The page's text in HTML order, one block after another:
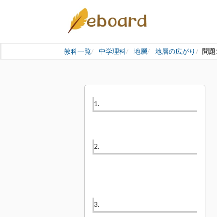
教科一覧 中学理科 地層 地層の広がり 問題
1.
2.
3.